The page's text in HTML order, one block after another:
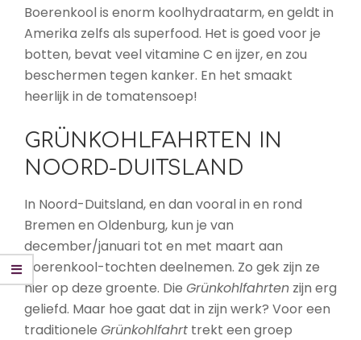
Boerenkool is enorm koolhydraatarm, en geldt in
Amerika zelfs als superfood. Het is goed voor je
botten, bevat veel vitamine C en ijzer, en zou
beschermen tegen kanker. En het smaakt
heerlijk in de tomatensoep!
GRÜNKOHLFAHRTEN IN
NOORD-DUITSLAND
In Noord-Duitsland, en dan vooral in en rond
Bremen en Oldenburg, kun je van
december/januari tot en met maart aan
boerenkool-tochten deelnemen. Zo gek zijn ze
hier op deze groente. Die Grünkohlfahrten zijn erg
geliefd. Maar hoe gaat dat in zijn werk? Voor een
traditionele Grünkohlfahrt trekt een groep